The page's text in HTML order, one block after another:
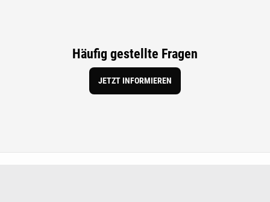
Häufig gestellte Fragen
JETZT INFORMIEREN